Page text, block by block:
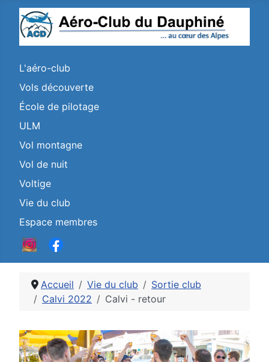
L'aéro-club
Vols découverte
École de pilotage
ULM
Vol montagne
Vol de nuit
Voltige
Vie du club
Espace membres
Accueil Vie du club
Sortie club
Calvi 2022
Calvi - retour
Détails